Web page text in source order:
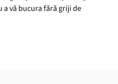
a vă bucura fără griji de